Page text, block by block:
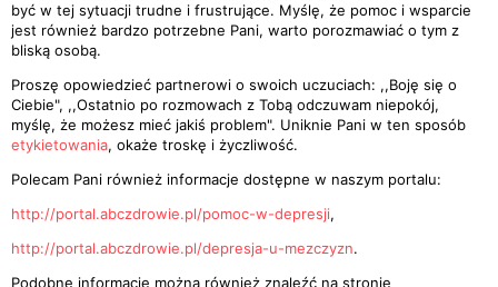
być w tej sytuacji trudne i frustrujące. Myślę, że pomoc i wsparcie
jest również bardzo potrzebne Pani, warto porozmawiać o tym z
bliską osobą.
Proszę opowiedzieć partnerowi o swoich uczuciach: ,,Boję się o
Ciebie", ,,Ostatnio po rozmowach z Tobą odczuwam niepokój,
myślę, że możesz mieć jakiś problem". Uniknie Pani w ten sposób
etykietowania, okaże troskę i życzliwość.
Polecam Pani również informacje dostępne w naszym portalu:
http://portal.abczdrowie.pl/pomoc-w-depresji,
http://portal.abczdrowie.pl/depresja-u-mezczyzn.
Podobne informacje można również znaleźć na stronie